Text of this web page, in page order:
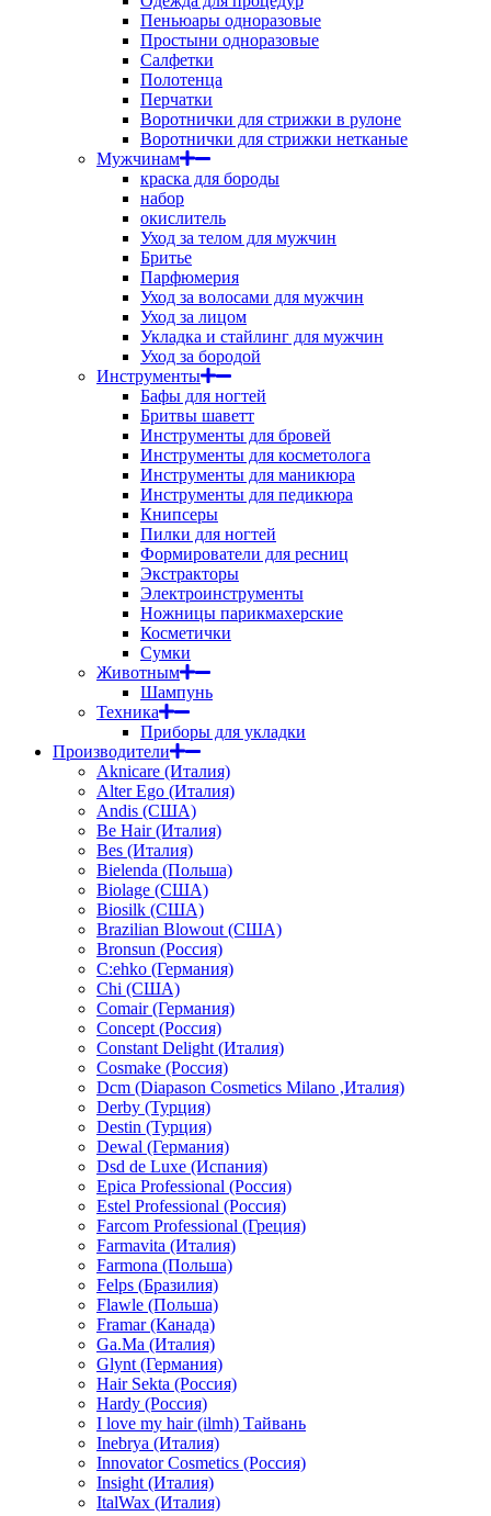
Пеньюары одноразовые
Простыни одноразовые
Салфетки
Полотенца
Перчатки
Воротнички для стрижки в рулоне
Воротнички для стрижки нетканые
Мужчинам
краска для бороды
набор
окислитель
Уход за телом для мужчин
Бритье
Парфюмерия
Уход за волосами для мужчин
Уход за лицом
Укладка и стайлинг для мужчин
Уход за бородой
Инструменты
Бафы для ногтей
Бритвы шаветт
Инструменты для бровей
Инструменты для косметолога
Инструменты для маникюра
Инструменты для педикюра
Книпсеры
Пилки для ногтей
Формирователи для ресниц
Экстракторы
Электроинструменты
Ножницы парикмахерские
Косметички
Сумки
Животным
Шампунь
Техника
Приборы для укладки
Производители
Aknicare (Италия)
Alter Ego (Италия)
Andis (США)
Be Hair (Италия)
Bes (Италия)
Bielenda (Польша)
Biolage (США)
Biosilk (США)
Brazilian Blowout (США)
Bronsun (Россия)
C:ehko (Германия)
Chi (США)
Comair (Германия)
Concept (Россия)
Constant Delight (Италия)
Cosmake (Россия)
Dcm (Diapason Cosmetics Milano ,Италия)
Derby (Турция)
Destin (Турция)
Dewal (Германия)
Dsd de Luxe (Испания)
Epica Professional (Россия)
Estel Professional (Россия)
Farcom Professional (Греция)
Farmavita (Италия)
Farmona (Польша)
Felps (Бразилия)
Flawle (Польша)
Framar (Канада)
Ga.Ma (Италия)
Glynt (Германия)
Hair Sekta (Россия)
Hardy (Россия)
I love my hair (ilmh) Тайвань
Inebrya (Италия)
Innovator Cosmetics (Россия)
Insight (Италия)
ItalWax (Италия)